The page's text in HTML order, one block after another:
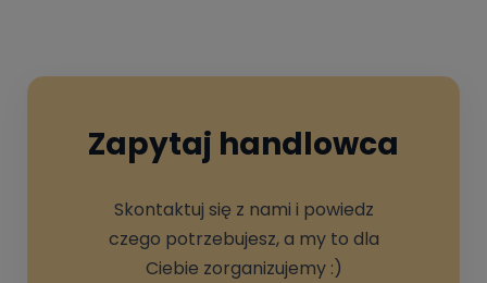
Zapytaj handlowca
Skontaktuj się z nami i powiedz
czego potrzebujesz, a my to dla
Ciebie zorganizujemy :)